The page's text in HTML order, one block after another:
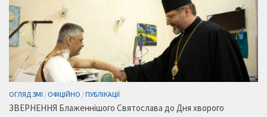
ОГЛЯД ЗМІ / ОФІЦІЙНО /ПУБЛІКАЦІЇ
ЗВЕРНЕННЯ Блаженнішого Святослава до Дня хворого